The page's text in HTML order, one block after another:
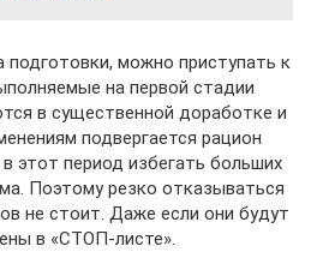
подготовки, можно приступать к
на первой стадии
в существенной доработке и
подвергается рацион
этот период избегать больших
Поэтому резко отказываться
не стоит. Даже если они будут
в «СТОП-листе».